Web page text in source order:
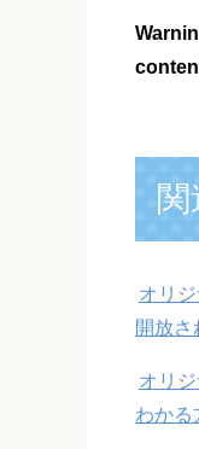
オリ
開放さ
オリ
わかる